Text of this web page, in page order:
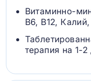
Витаминно-
B6, В12,
терапия на 1-2